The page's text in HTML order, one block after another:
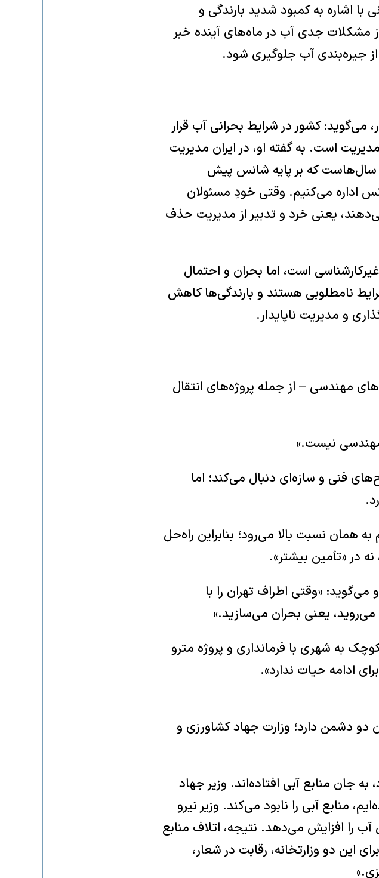
با اشاره به کمبود شدید بارندگی و
مشکلات جدی آب در ماه‌های آینده خبر
جیره‌بندی آب جلوگیری شود.
کشور در شرایط بحرانی آب قرار
است. به گفته او، در ایران مدیریت
سال‌هاست که بر پایه شانس پیش
اداره می‌کنیم. وقتی خودِ مسئولان
یعنی خرد و تدبیر از مدیریت حذف
است، اما بحران و احتمال
نامطلوبی هستند و بارندگی‌ها کاهش
و مدیریت ناپایدار.
مهندسی – از جمله پروژه‌های انتقال
نیست.»
فنی و سازه‌ای دنبال می‌کند؛ اما
نسبت بالا می‌رود؛ بنابراین راه‌حل
در «تأمین بیشتر».
«وقتی اطراف تهران را با
یعنی بحران می‌سازید.»
به شهری با فرمانداری و پروژه مترو
ادامه حیات ندارد».
دو دشمن دارد؛ وزارت جهاد کشاورزی و
به جان منابع آبی افتاده‌اند. وزیر جهاد
منابع آبی را نابود می‌کند. وزیر نیرو
آب را افزایش می‌دهد. نتیجه، اتلاف منابع
این دو وزارتخانه، رقابت در شعار،